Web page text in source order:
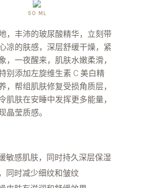
50 ML
，丰沛的玻尿酸精华，立刻带
凉的肤感，深层舒缓干燥，紧
，一夜醒来，肌肤水嫩柔滑，
别添加左旋维生素 C 美白精
，帮组肌肤修复受损角质层，
肌肤在安睡中发挥更多能量，
晶莹质感。
敏感肌肤，同时持久深层保湿
同时减少细纹和皱纹